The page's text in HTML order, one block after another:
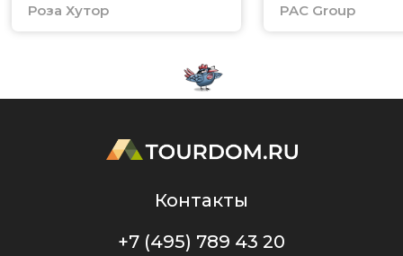
Роза Хутор PAC Group
Контакты
+7 (495) 789 43 20